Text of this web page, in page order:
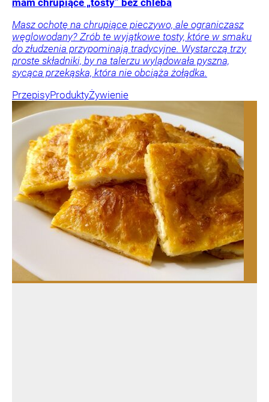
Masz ochotę na chrupiące pieczywo, ale ograniczasz
węglowodany? Zrób te wyjątkowe tosty, które w smaku
do złudzenia przypominają tradycyjne. Wystarczą trzy
proste składniki, by na talerzu wylądowała pyszna,
sycąca przekąska, która nie obciąża żołądka.
PrzepisyProduktyŻywienie